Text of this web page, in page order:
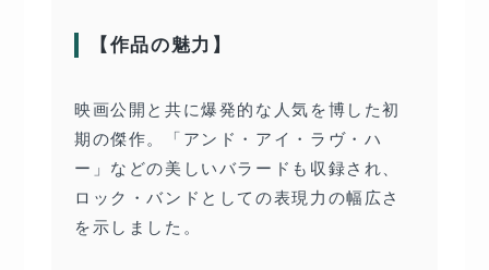
【作品の魅力】
映画公開と共に爆発的な人気を博した初
期の傑作。「アンド・アイ・ラヴ・ハ
ー」などの美しいバラードも収録され、
ロック・バンドとしての表現力の幅広さ
を示しました。